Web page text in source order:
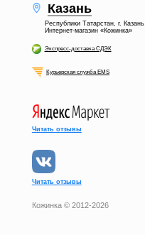
Казань
Республики Татарстан, г. Казань
Интернет-магазин «Кожинка»
Экспресс-доставка СДЭК
Курьерская служба EMS
Читать отзывы
Читать отзывы
Кожинка © 2012-2026